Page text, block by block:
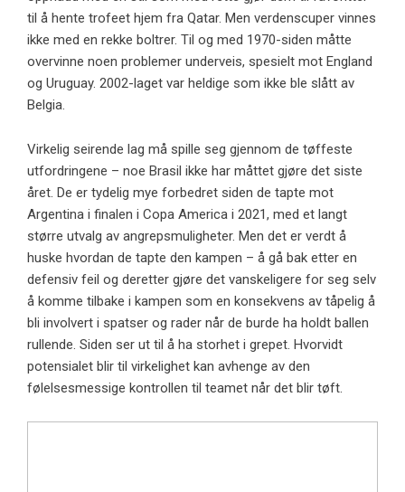
til å hente trofeet hjem fra Qatar. Men verdenscuper vinnes
ikke med en rekke boltrer. Til og med 1970-siden måtte
overvinne noen problemer underveis, spesielt mot England
og Uruguay. 2002-laget var heldige som ikke ble slått av
Belgia.
Virkelig seirende lag må spille seg gjennom de tøffeste
utfordringene – noe Brasil ikke har måttet gjøre det siste
året. De er tydelig mye forbedret siden de tapte mot
Argentina i finalen i Copa America i 2021, med et langt
større utvalg av angrepsmuligheter. Men det er verdt å
huske hvordan de tapte den kampen – å gå bak etter en
defensiv feil og deretter gjøre det vanskeligere for seg selv
å komme tilbake i kampen som en konsekvens av tåpelig å
bli involvert i spatser og rader når de burde ha holdt ballen
rullende. Siden ser ut til å ha storhet i grepet. Hvorvidt
potensialet blir til virkelighet kan avhenge av den
følelsesmessige kontrollen til teamet når det blir tøft.